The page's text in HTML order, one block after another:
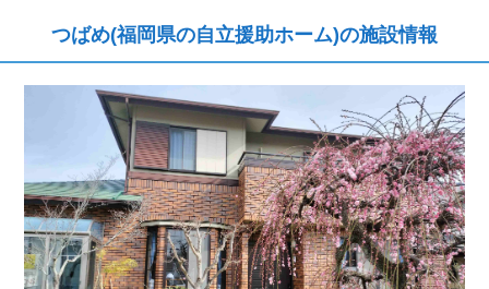
つばめ(福岡県の自立援助ホーム)の施設情報